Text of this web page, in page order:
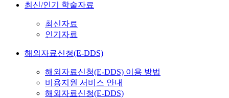
최신/인기 학술자료
최신자료
인기자료
해외자료신청(E-DDS)
해외자료신청(E-DDS) 이용 방법
비용지원 서비스 안내
해외자료신청(E-DDS)